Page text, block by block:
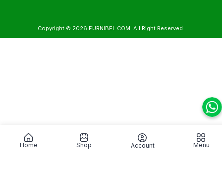
Copyright © 2026 FURNIBEL.COM. All Right Reserved.
Home Shop Account Menu